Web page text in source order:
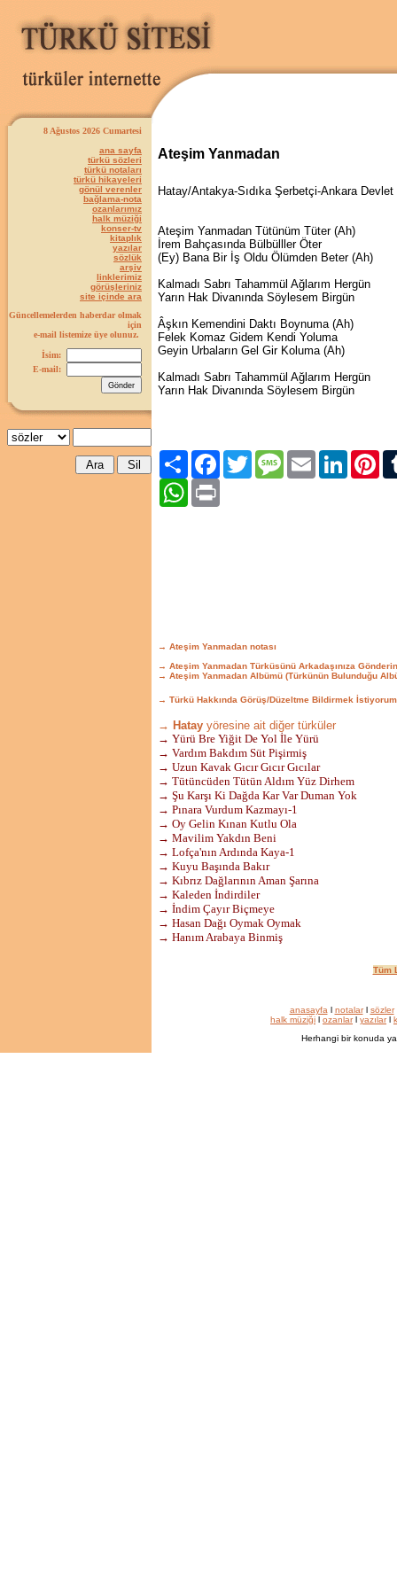
8 Ağustos 2026 Cumartesi
ana sayfa
türkü sözleri
türkü notaları
türkü hikayeleri
gönül verenler
bağlama-nota
ozanlarımız
halk müziği
konser-tv
kitaplık
yazılar
sözlük
arşiv
linklerimiz
görüşleriniz
site içinde ara
Güncellemelerden haberdar olmak
için
e-mail listemize üye olunuz.
İsim:
E-mail:
Ateşim Yanmadan
Hatay/Antakya-Sıdıka Şerbetçi-Ankara Devlet
Ateşim Yanmadan Tütünüm Tüter (Ah)
İrem Bahçasında Bülbülller Öter
(Ey) Bana Bir İş Oldu Ölümden Beter (Ah)
Kalmadı Sabrı Tahammül Ağlarım Hergün
Yarın Hak Divanında Söylesem Birgün
Âşkın Kemendini Daktı Boynuma (Ah)
Felek Komaz Gidem Kendi Yoluma
Geyin Urbaların Gel Gir Koluma (Ah)
Kalmadı Sabrı Tahammül Ağlarım Hergün
Yarın Hak Divanında Söylesem Birgün
Paylaş FacebookTwitter Message Email LinkedIn
WhatsApp
→ Ateşim Yanmadan notası
→ Ateşim Yanmadan Türküsünü Arkadaşınıza Gönderin
→ Ateşim Yanmadan Albümü (Türkünün Bulunduğu
→ Türkü Hakkında Görüş/Düzeltme Bildirmek İstiyorum
→ Hatay yöresine ait diğer türküler
→ Yürü Bre Yiğit De Yol İle Yürü
→ Vardım Bakdım Süt Pişirmiş
→ Uzun Kavak Gıcır Gıcır Gıcılar
→ Tütüncüden Tütün Aldım Yüz Dirhem
→ Şu Karşı Ki Dağda Kar Var Duman Yok
→ Pınara Vurdum Kazmayı-1
→ Oy Gelin Kınan Kutlu Ola
→ Mavilim Yakdın Beni
→ Lofça'nın Ardında Kaya-1
→ Kuyu Başında Bakır
→ Kıbrız Dağlarının Aman Şarına
→ Kaleden İndirdiler
→ İndim Çayır Biçmeye
→ Hasan Dağı Oymak Oymak
→ Hanım Arabaya Binmiş
Tüm
anasayfa l notalarl sözler
halk müziği l ozanlarl yazılarl
Herhangi bir konuda